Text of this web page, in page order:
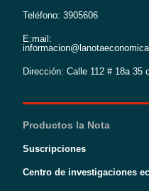
Teléfono: 3905606
E:mail:
Dirección: Calle 112 # 18a
Productos la Nota
Suscripciones
Centro de investigaciones